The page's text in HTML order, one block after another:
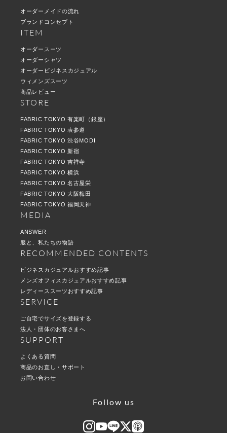
オーダーメイドの流れ
ブランドコンセプト
ITEM
オーダースーツ
オーダーシャツ
オーダービジネスカジュアル
ウィメンズスーツ
商品レビュー
STORE
FABRIC TOKYO 有楽町（銀座）
FABRIC TOKYO 表参道
FABRIC TOKYO 渋谷MODI
FABRIC TOKYO 新宿
FABRIC TOKYO 吉祥寺
FABRIC TOKYO 横浜
FABRIC TOKYO 名古屋栄
FABRIC TOKYO 大阪梅田
FABRIC TOKYO 福岡天神
MEDIA
ANSWER
服と、私たちの物語
RECOMMENDED CONTENTS
ビジネスカジュアルおすすめ記事
メンズオフィスカジュアルおすすめ記事
レディーススーツおすすめ記事
SERVICE
ご自宅でサイズを登録する
法人・団体のお客さまへ
SUPPORT
よくある質問
商品のお直し・サポート
お問い合わせ
Follow us